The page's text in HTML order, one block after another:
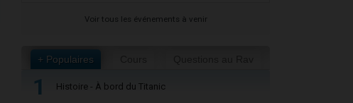
Voir tous les événements à venir
+ Populaires
1 Histoire - À bord du Titanic